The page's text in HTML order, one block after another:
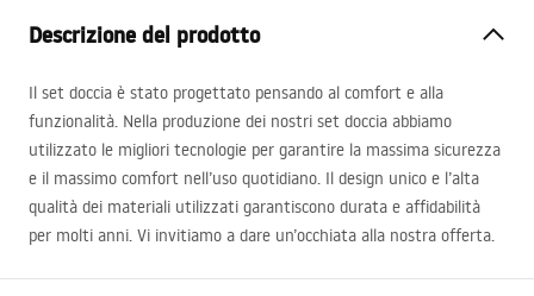
Descrizione del prodotto
Il set doccia è stato progettato pensando al comfort e alla
funzionalità. Nella produzione dei nostri set doccia abbiamo
utilizzato le migliori tecnologie per garantire la massima sicurezza
e il massimo comfort nell’uso quotidiano. Il design unico e l’alta
qualità dei materiali utilizzati garantiscono durata e affidabilità
per molti anni. Vi invitiamo a dare un’occhiata alla nostra offerta.